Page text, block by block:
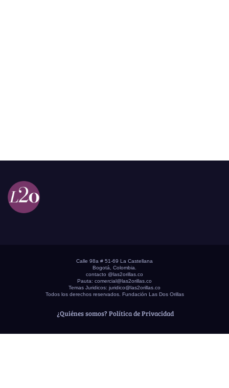
Calle 98a # 51-69 La Castellana
Bogotá, Colombia.
contacto @las2orillas.co
Pauta: comercial@las2orillas.co
Temas Juridicos: juridico@las2orillas.co
Todos los derechos reservados. Fundación Las Dos Orillas
¿Quiénes somos? Política de Privacidad